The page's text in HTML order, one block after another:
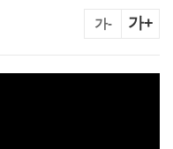
가- 가+